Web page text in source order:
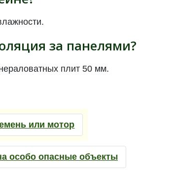
за панелями?
плит 50 мм.
или мотор
особо опасные объекты